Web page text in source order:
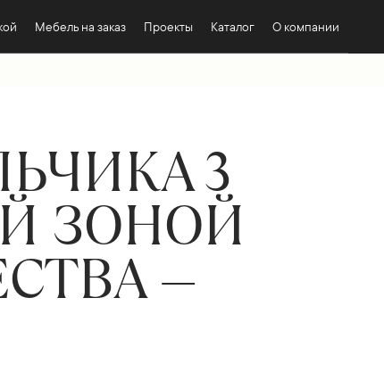
Мебель на заказ Проекты Каталог О компании
3
ЗОНОЙ
—